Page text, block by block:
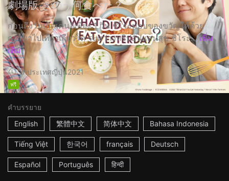
劇場版 きのう何食べた？
ก่อนถึงวันเกิดเคนจิเพียง 1 วัน ชิโระมอบของขวัญให้ด้วย
การพาไปเที่ยวเกียวโต ระหว่างทริปอันแสนสุข ชิโระ... เพิ่ม
เติม
2hประเทศญี่ปุ่น2021
ฟรี
คำบรรยาย
English
繁體中文 简体中文 Bahasa Indonesia
Tiếng Việt 한국어 français Deutsch
Español Português हिन्दी